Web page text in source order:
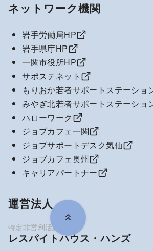
ネットワーク機関
岩手労働局HP
岩手県庁HP
一関市役所HP
サポステネット
もりおか若者サポートステーショ
みやぎ北若者サポートステーショ
ハローワーク
ジョブカフェ一関
ジョブサポートデスク気仙
ジョブカフェ奥州
キャリアパートナー
運営法人
レスパイトハウス・ハンズ